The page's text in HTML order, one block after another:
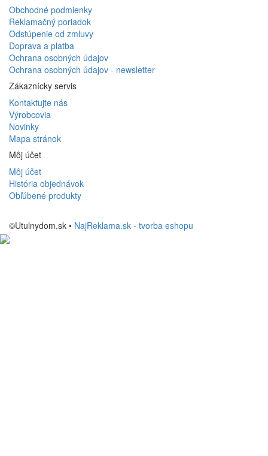
Obchodné podmienky
Reklamačný poriadok
Odstúpenie od zmluvy
Doprava a platba
Ochrana osobných údajov
Ochrana osobných údajov - newsletter
Zákaznícky servis
Kontaktujte nás
Výrobcovia
Novinky
Mapa stránok
Môj účet
Môj účet
História objednávok
Obľúbené produkty
©Utulnydom.sk • NajReklama.sk - tvorba eshopu